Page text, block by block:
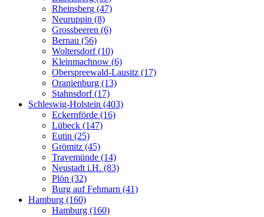
Rheinsberg (47)
Neuruppin (8)
Grossbeeren (6)
Bernau (56)
Woltersdorf (10)
Kleinmachnow (6)
Oberspreewald-Lausitz (17)
Oranienburg (13)
Stahnsdorf (17)
Schleswig-Holstein (403)
Eckernförde (16)
Lübeck (147)
Eutin (25)
Grömitz (45)
Travemünde (14)
Neustadt i.H. (83)
Plön (32)
Burg auf Fehmarn (41)
Hamburg (160)
Hamburg (160)